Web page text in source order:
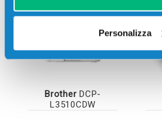
Personalizza
BrotherDCP-
L3510CDW